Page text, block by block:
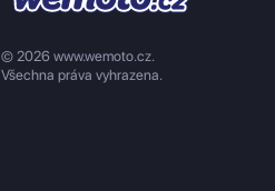
© 2026 www.wemoto.cz.
Všechna práva vyhrazena.